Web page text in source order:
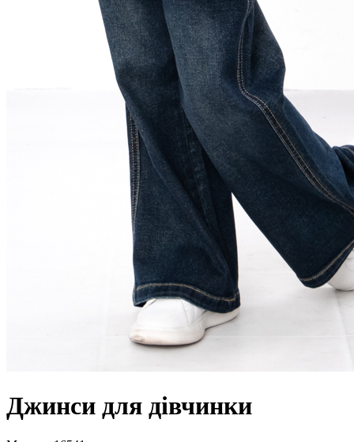
Джинси для дівчинки